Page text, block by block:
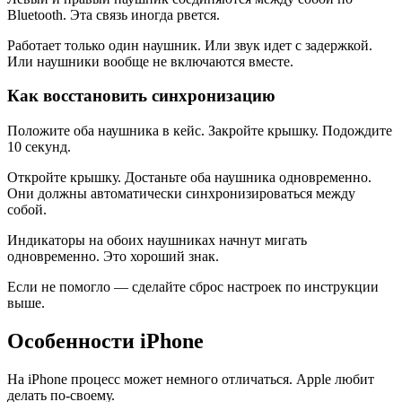
Bluetooth. Эта связь иногда рвется.
Работает только один наушник. Или звук идет с задержкой.
Или наушники вообще не включаются вместе.
Как восстановить синхронизацию
Положите оба наушника в кейс. Закройте крышку. Подождите
10 секунд.
Откройте крышку. Достаньте оба наушника одновременно.
Они должны автоматически синхронизироваться между
собой.
Индикаторы на обоих наушниках начнут мигать
одновременно. Это хороший знак.
Если не помогло — сделайте сброс настроек по инструкции
выше.
Особенности iPhone
На iPhone процесс может немного отличаться. Apple любит
делать по-своему.